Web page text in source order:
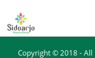
Copyright © 2018 - All